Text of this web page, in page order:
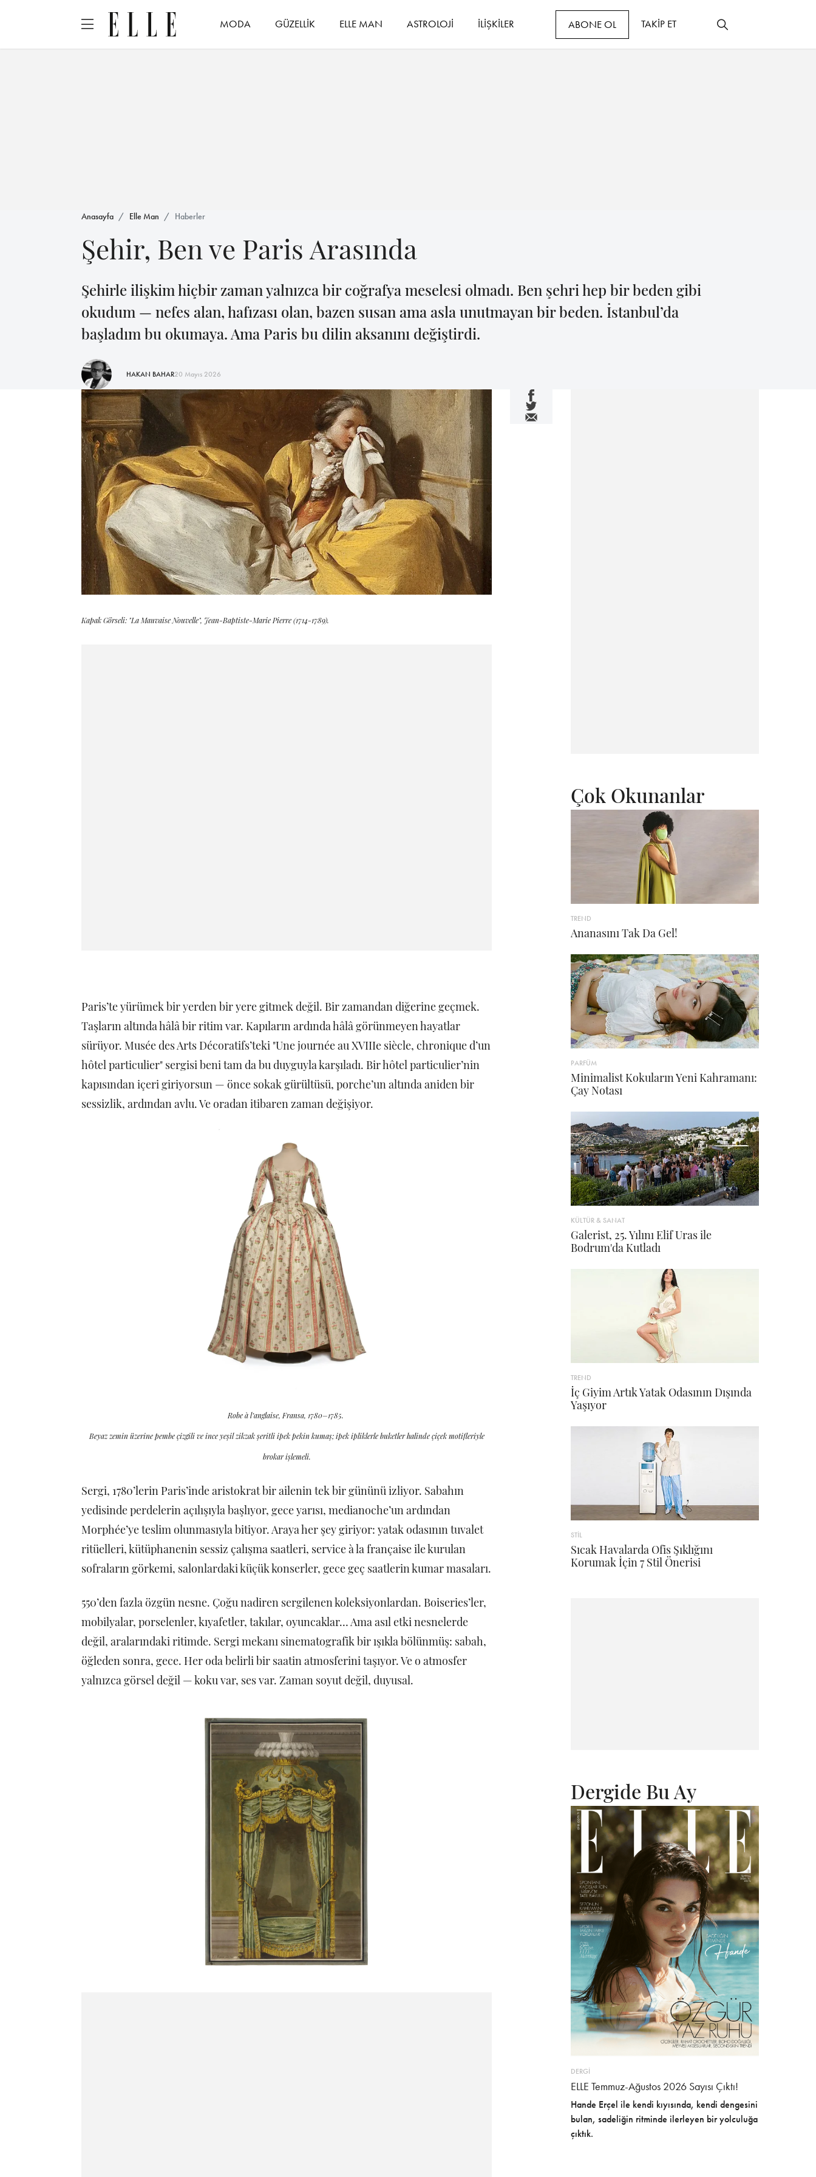
MODA GÜZELLİK ELLE MAN ASTROLOJİ İLİŞKİLER ABONE OL TAKİP ET
Anasayfa Elle Man Haberler
Şehir, Ben ve Paris Arasında
Şehirle ilişkim hiçbir zaman yalnızca bir coğrafya meselesi olmadı. Ben şehri hep bir beden gibi
okudum — nefes alan, hafızası olan, bazen susan ama asla unutmayan bir beden. İstanbul’da
başladım bu okumaya. Ama Paris bu dilin aksanını değiştirdi.
HAKAN BAHAR20 Mayıs 2026
Kapak Görseli: "La Mauvaise Nouvelle", Jean-Baptiste-Marie Pierre (1714-1789).
Paris’te yürümek bir yerden bir yere gitmek değil. Bir zamandan diğerine geçmek.
Taşların altında hâlâ bir ritim var. Kapıların ardında hâlâ görünmeyen hayatlar
sürüyor. Musée des Arts Décoratifs’teki "Une journée au XVIIIe siècle, chronique d’un
hôtel particulier" sergisi beni tam da bu duyguyla karşıladı. Bir hôtel particulier’nin
kapısından içeri giriyorsun — önce sokak gürültüsü, porche’un altında aniden bir
sessizlik, ardından avlu. Ve oradan itibaren zaman değişiyor.
Robe à l’anglaise, Fransa, 1780–1785.
Beyaz zemin üzerine pembe çizgili ve ince yeşil zikzak şeritli ipek pekin kumaş; ipek ipliklerle buketler halinde çiçek motifleriyle
brokar işlemeli.
Sergi, 1780’lerin Paris’inde aristokrat bir ailenin tek bir gününü izliyor. Sabahın
yedisinde perdelerin açılışıyla başlıyor, gece yarısı, medianoche’un ardından
Morphée’ye teslim olunmasıyla bitiyor. Araya her şey giriyor: yatak odasının tuvalet
ritüelleri, kütüphanenin sessiz çalışma saatleri, service à la française ile kurulan
sofraların görkemi, salonlardaki küçük konserler, gece geç saatlerin kumar masaları.
550’den fazla özgün nesne. Çoğu nadiren sergilenen koleksiyonlardan. Boiseries’ler,
mobilyalar, porselenler, kıyafetler, takılar, oyuncaklar… Ama asıl etki nesnelerde
değil, aralarındaki ritimde. Sergi mekanı sinematografik bir ışıkla bölünmüş: sabah,
öğleden sonra, gece. Her oda belirli bir saatin atmosferini taşıyor. Ve o atmosfer
yalnızca görsel değil — koku var, ses var. Zaman soyut değil, duyusal.
Çok Okunanlar
TREND
Ananasını Tak Da Gel!
PARFÜM
Minimalist Kokuların Yeni Kahramanı:
Çay Notası
KÜLTÜR & SANAT
Galerist, 25. Yılını Elif Uras ile
Bodrum'da Kutladı
TREND
İç Giyim Artık Yatak Odasının Dışında
Yaşıyor
STİL
Sıcak Havalarda Ofis Şıklığını
Korumak İçin 7 Stil Önerisi
Dergide Bu Ay
DERGİ
ELLE Temmuz-Ağustos 2026 Sayısı Çıktı!
Hande Erçel ile kendi kıyısında, kendi dengesini
bulan, sadeliğin ritminde ilerleyen bir yolculuğa
çıktık.